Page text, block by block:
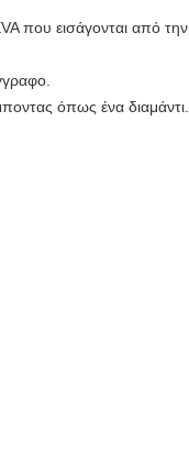
που εισάγονται από την
όπως ένα διαμάντι.